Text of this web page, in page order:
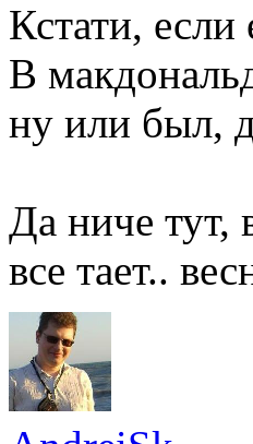
Кстати,
В
ну или был,
Да ниче тут,
все тает..